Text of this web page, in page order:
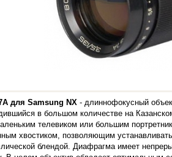
для Samsung NX - длиннофокусный
в большом количестве на
телевиком или большим
хвостиком, позволяющим
блендой. Диафрагма имеет